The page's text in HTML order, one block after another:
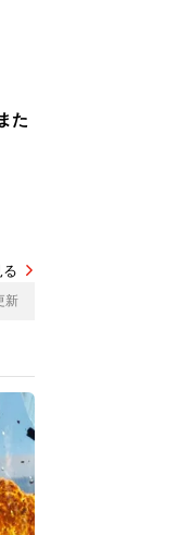
た
新